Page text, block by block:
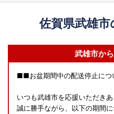
佐賀県武雄
武雄市か
■■お盆期間中の配送停止に
いつも武雄市を応援いただきあ
誠に勝手ながら、以下の期間